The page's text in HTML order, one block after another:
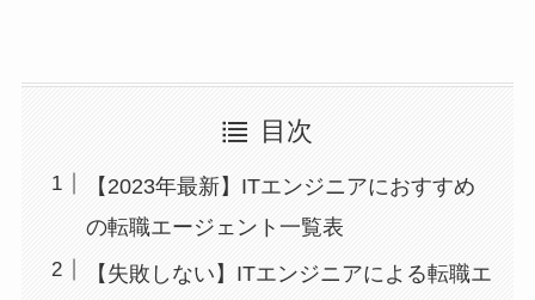
目次
【2023年最新】ITエンジニアにおすすめ
の転職エージェント一覧表
【失敗しない】ITエンジニアによる転職エ